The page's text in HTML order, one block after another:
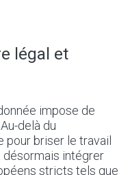
légal et
impose de
delà du
pour briser le travail
désormais intégrer
stricts tels que